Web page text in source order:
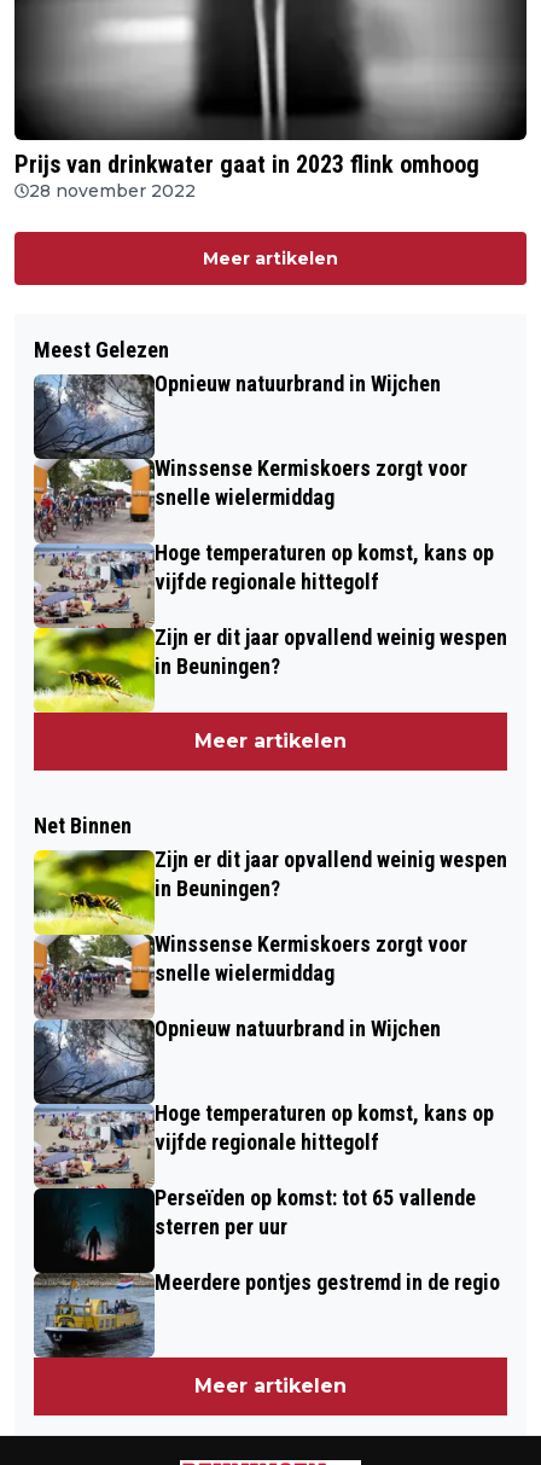
Prijs van drinkwater gaat in 2023 flink omhoog
28 november 2022
Meer artikelen
Meest Gelezen
Opnieuw natuurbrand in Wijchen
Winssense Kermiskoers zorgt voor
snelle wielermiddag
Hoge temperaturen op komst, kans op
vijfde regionale hittegolf
Zijn er dit jaar opvallend weinig wespen
in Beuningen?
Meer artikelen
Net Binnen
Zijn er dit jaar opvallend weinig wespen
in Beuningen?
Winssense Kermiskoers zorgt voor
snelle wielermiddag
Opnieuw natuurbrand in Wijchen
Hoge temperaturen op komst, kans op
vijfde regionale hittegolf
Perseïden op komst: tot 65 vallende
sterren per uur
Meerdere pontjes gestremd in de regio
Meer artikelen